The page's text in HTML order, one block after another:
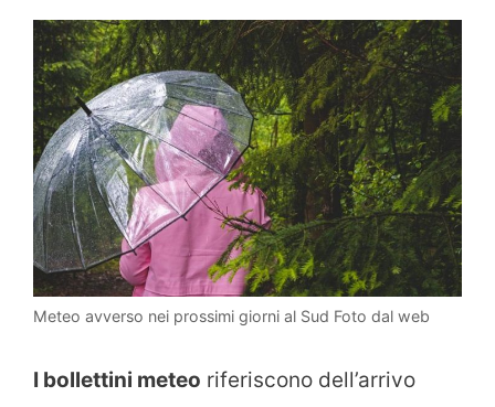
Meteo avverso nei prossimi giorni al Sud Foto dal web
I bollettini meteo riferiscono dell’arrivo